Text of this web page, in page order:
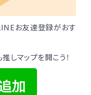
お友達登録がおす
しマップを開こう！